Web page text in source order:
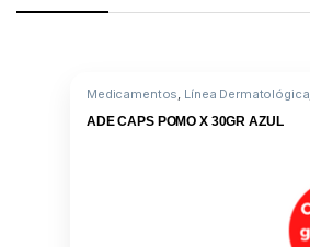
Medicamentos Línea Dermatológica
ADE CAPS POMO X 30GR AZUL